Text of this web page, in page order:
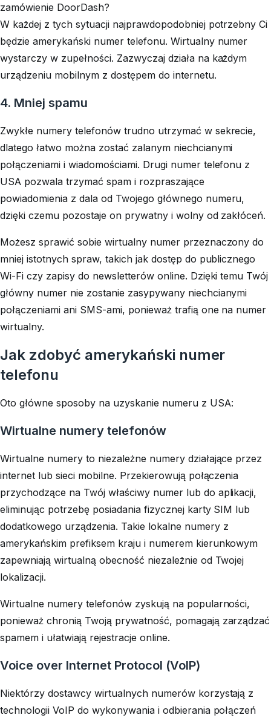
zamówienie DoorDash?
W każdej z tych sytuacji najprawdopodobniej potrzebny Ci
będzie amerykański numer telefonu. Wirtualny numer
wystarczy w zupełności. Zazwyczaj działa na każdym
urządzeniu mobilnym z dostępem do internetu.
4. Mniej spamu
Zwykłe numery telefonów trudno utrzymać w sekrecie,
dlatego łatwo można zostać zalanym niechcianymi
połączeniami i wiadomościami. Drugi numer telefonu z
USA pozwala trzymać spam i rozpraszające
powiadomienia z dala od Twojego głównego numeru,
dzięki czemu pozostaje on prywatny i wolny od zakłóceń.
Możesz sprawić sobie wirtualny numer przeznaczony do
mniej istotnych spraw, takich jak dostęp do publicznego
Wi-Fi czy zapisy do newsletterów online. Dzięki temu Twój
główny numer nie zostanie zasypywany niechcianymi
połączeniami ani SMS-ami, ponieważ trafią one na numer
wirtualny.
Jak zdobyć amerykański numer
telefonu
Oto główne sposoby na uzyskanie numeru z USA:
Wirtualne numery telefonów
Wirtualne numery to niezależne numery działające przez
internet lub sieci mobilne. Przekierowują połączenia
przychodzące na Twój właściwy numer lub do aplikacji,
eliminując potrzebę posiadania fizycznej karty SIM lub
dodatkowego urządzenia. Takie lokalne numery z
amerykańskim prefiksem kraju i numerem kierunkowym
zapewniają wirtualną obecność niezależnie od Twojej
lokalizacji.
Wirtualne numery telefonów zyskują na popularności,
ponieważ chronią Twoją prywatność, pomagają zarządzać
spamem i ułatwiają rejestracje online.
Voice over Internet Protocol (VoIP)
Niektórzy dostawcy wirtualnych numerów korzystają z
technologii VoIP do wykonywania i odbierania połączeń